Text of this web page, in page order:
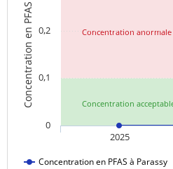
Concentration
Concentration anormale
Concentration en PFAS
Concentration en PFAS à Parassy
2025
0
0,1
0,2